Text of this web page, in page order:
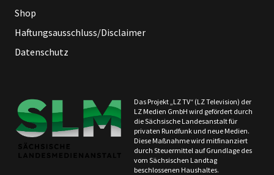
Shop
Haftungsausschluss/Disclaimer
Datenschutz
Das Projekt „LZ TV“ (LZ Television) der
LZ Medien GmbH wird gefördert durch
die Sächsische Landesanstalt für
privaten Rundfunk und neue Medien.
Diese Maßnahme wird mitfinanziert
durch Steuermittel auf Grundlage des
vom Sächsischen Landtag
beschlossenen Haushaltes.